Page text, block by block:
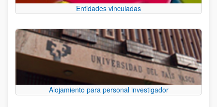
Entidades vinculadas
Alojamiento para personal investigador